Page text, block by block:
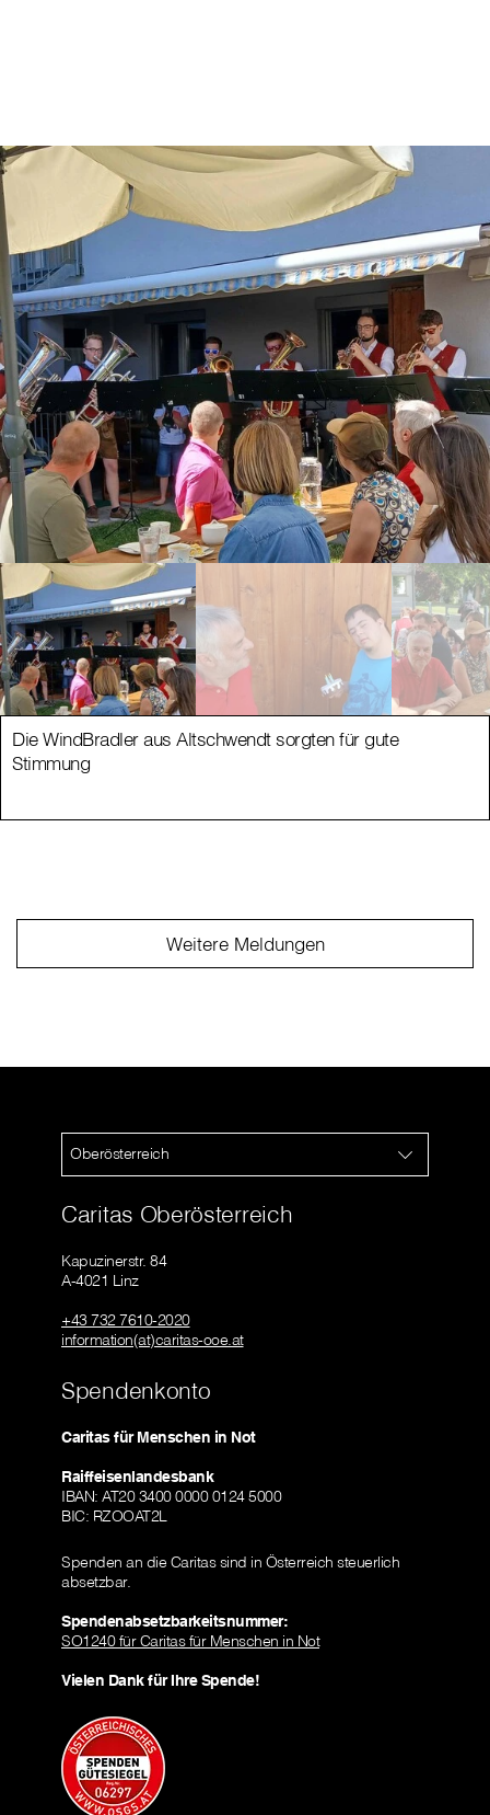
Die WindBradler aus Altschwendt sorgten für gute
Stimmung
Weitere Meldungen
Oberösterreich
Caritas Oberösterreich
Kapuzinerstr. 84
A-4021 Linz
+43 732 7610-2020
information(at)caritas-ooe.at
Spendenkonto
Caritas für Menschen in Not
Raiffeisenlandesbank
IBAN: AT20 3400 0000 0124 5000
BIC: RZOOAT2L
Spenden an die Caritas sind in Österreich steuerlich
absetzbar.
Spendenabsetzbarkeitsnummer:
SO1240 für Caritas für Menschen in Not
Vielen Dank für Ihre Spende!